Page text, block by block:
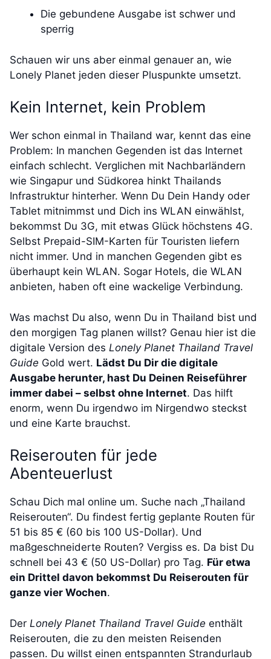
Die gebundene Ausgabe ist schwer und
sperrig
Schauen wir uns aber einmal genauer an, wie
Lonely Planet jeden dieser Pluspunkte umsetzt.
Kein Internet, kein Problem
Wer schon einmal in Thailand war, kennt das eine
Problem: In manchen Gegenden ist das Internet
einfach schlecht. Verglichen mit Nachbarländern
wie Singapur und Südkorea hinkt Thailands
Infrastruktur hinterher. Wenn Du Dein Handy oder
Tablet mitnimmst und Dich ins WLAN einwählst,
bekommst Du 3G, mit etwas Glück höchstens 4G.
Selbst Prepaid-SIM-Karten für Touristen liefern
nicht immer. Und in manchen Gegenden gibt es
überhaupt kein WLAN. Sogar Hotels, die WLAN
anbieten, haben oft eine wackelige Verbindung.
Was machst Du also, wenn Du in Thailand bist und
den morgigen Tag planen willst? Genau hier ist die
digitale Version des Lonely Planet Thailand Travel
Guide Gold wert. Lädst Du Dir die digitale
Ausgabe herunter, hast Du Deinen Reiseführer
immer dabei – selbst ohne Internet. Das hilft
enorm, wenn Du irgendwo im Nirgendwo steckst
und eine Karte brauchst.
Reiserouten für jede
Abenteuerlust
Schau Dich mal online um. Suche nach „Thailand
Reiserouten“. Du findest fertig geplante Routen für
51 bis 85 € (60 bis 100 US-Dollar). Und
maßgeschneiderte Routen? Vergiss es. Da bist Du
schnell bei 43 € (50 US-Dollar) pro Tag. Für etwa
ein Drittel davon bekommst Du Reiserouten für
ganze vier Wochen.
Der Lonely Planet Thailand Travel Guide enthält
Reiserouten, die zu den meisten Reisenden
passen. Du willst einen entspannten Strandurlaub